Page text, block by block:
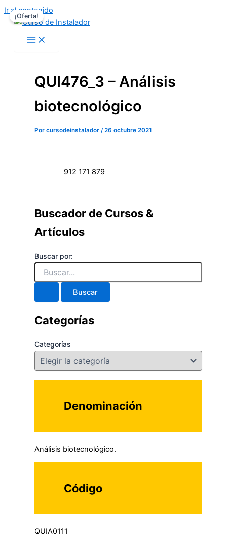
Ir al contenido
QUI476_3 – Análisis
biotecnológico
Por cursodeinstalador /26 octubre 2021
912 171 879
Buscador de Cursos &
Artículos
Buscar por:
Categorías
Categorías
Denominación
Análisis biotecnológico.
Código
QUIA0111
¡Oferta!